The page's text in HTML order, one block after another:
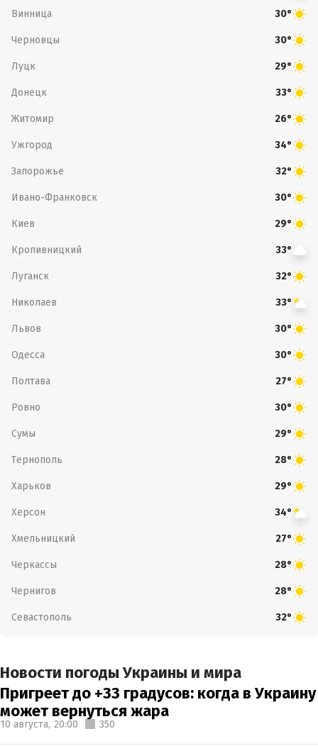
Винница 30°
Черновцы 30°
Луцк 29°
Донецк 33°
Житомир 26°
Ужгород 34°
Запорожье 32°
Ивано-Франковск 30°
Киев 29°
Кропивницкий 33°
Луганск 32°
Николаев 33°
Львов 30°
Одесса 30°
Полтава 27°
Ровно 30°
Сумы 29°
Тернополь 28°
Харьков 29°
Херсон 34°
Хмельницкий 27°
Черкассы 28°
Чернигов 28°
Севастополь 32°
Новости погоды Украины и мира
Пригреет до +33 градусов: когда в Украину
может вернуться жара
10 августа, 20:00 350